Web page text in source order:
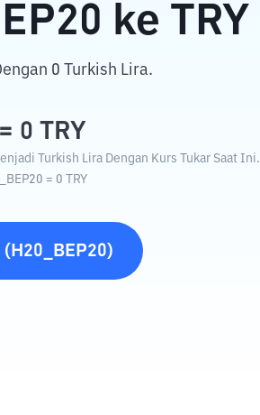
ke TRY
0 Turkish Lira.
= 0 TRY
Turkish Lira Dengan Kurs Tukar Saat Ini.
= 0 TRY
( H20_BEP20)